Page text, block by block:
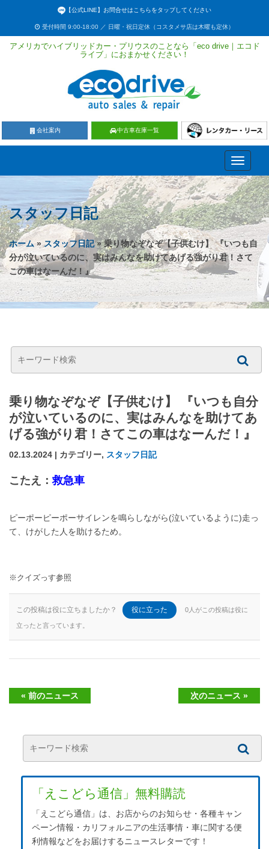
【公式LINE】お問合せはこちらをタップしてください
受付時間 9:00-18:00 ／ 日曜・祝日定休（コスタメサ店は木曜も定休）
アメリカでハイブリッドカー・プリウスのことなら「eco drive｜エコド
ライブ」におまかせください！
会社案内 中古車在庫一覧
Toggle
スタッフ日記
ホーム»スタッフ日記» 乗り物なぞなぞ【子供むけ】 『いつも自
分が泣いているのに、実はみんなを助けてあげる強がり君！さて
この車はなーんだ！』
乗り物なぞなぞ【子供むけ】 『いつも自分
が泣いているのに、実はみんなを助けてあ
げる強がり君！さてこの車はなーんだ！』
02.13.2024 | カテゴリー, スタッフ日記
こたえ：救急車
ピーポーピーポーサイレンを鳴らしながら(泣いているように)走っ
て、けがした人を助けるため。
※クイズっす参照
この投稿は役に立ちましたか？ 役に立った 0人がこの投稿は役に
立ったと言っています。
« 前のニュース 次のニュース »
「えこどら通信」無料購読
「えこどら通信」は、お店からのお知らせ・各種キャン
ペーン情報・カリフォルニアの生活事情・車に関する便
利情報などをお届けするニュースレターです！